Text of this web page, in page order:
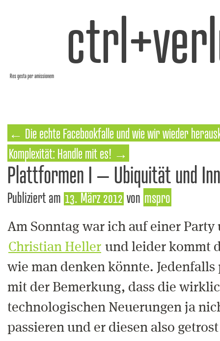
Res gesta per amissionem
← Die echte Facebookfalle und wie wir wieder
Komplexität: Handle mit es! →
Plattformen I – Ubiquität und
Publiziert am 13. März 2012 von mspro
Am Sonntag war ich auf einer
Christian Heller und leider kommt
wie man denken könnte.
mit der Bemerkung, dass die
technologischen Neuerungen ja
passieren und er diesen also